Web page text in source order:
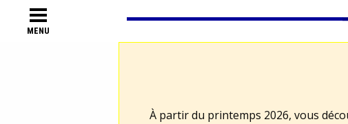
MENU
À partir du printemps 2026, vous